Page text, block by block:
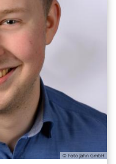
© Foto Jahn GmbH